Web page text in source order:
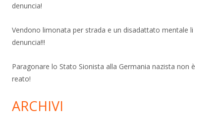
denuncia!
Vendono limonata per strada e un disadattato mentale li
denuncia!!!
Paragonare lo Stato Sionista alla Germania nazista non è
reato!
ARCHIVI